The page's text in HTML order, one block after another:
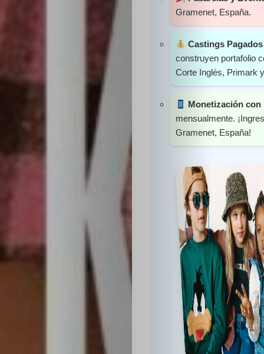
Gramenet, España.
Castings
construyen portafolio
Corte Inglés, Primark
Monetización con
mensualmente.
Gramenet, España!